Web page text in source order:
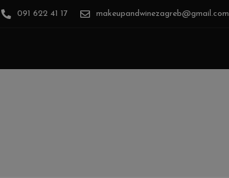
091 622 41 17 makeupandwinezagreb@gmail.com